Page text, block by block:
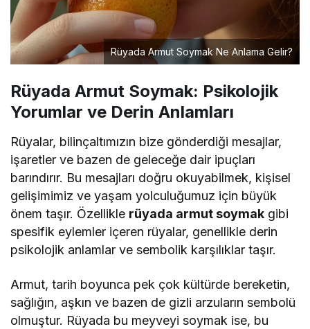
Rüyada Armut Soymak Ne Anlama Gelir?
Rüyada Armut Soymak: Psikolojik
Yorumlar ve Derin Anlamları
Rüyalar, bilinçaltımızın bize gönderdiği mesajlar,
işaretler ve bazen de geleceğe dair ipuçları
barındırır. Bu mesajları doğru okuyabilmek, kişisel
gelişimimiz ve yaşam yolculuğumuz için büyük
önem taşır. Özellikle rüyada armut soymak gibi
spesifik eylemler içeren rüyalar, genellikle derin
psikolojik anlamlar ve sembolik karşılıklar taşır.
Armut, tarih boyunca pek çok kültürde bereketin,
sağlığın, aşkın ve bazen de gizli arzuların sembolü
olmuştur. Rüyada bu meyveyi soymak ise, bu